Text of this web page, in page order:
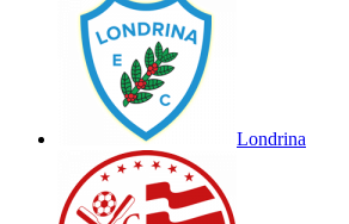
Londrina